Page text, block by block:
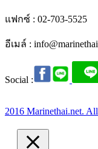
แฟกซ์ : 02-703-5525
อีเมล์ :
Social :
2016 Marinethai.net.